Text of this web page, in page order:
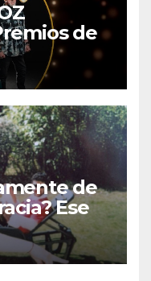
de
de
en La 2
de
Ese
contado,
JUAN